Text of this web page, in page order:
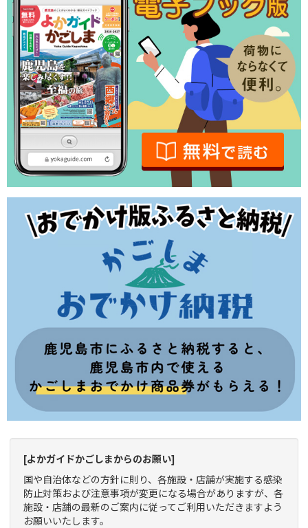
[よかガイドかごしまからのお願い]
国や自治体などの方針に則り、各施設・店舗が実施する感染
防止対策および注意事項が変更になる場合がありますが、各
施設・店舗の最新のご案内に従ってご利用いただきますよう
お願いいたします。